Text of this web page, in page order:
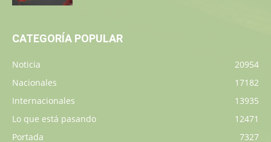
CATEGORÍA POPULAR
Noticia
20954
Nacionales
17182
Internacionales
13935
Lo que está pasando
12471
Portada
7327